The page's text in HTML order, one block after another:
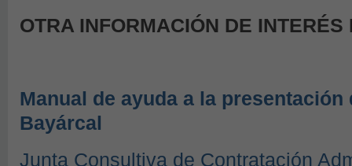
OTRA INFORMACIÓN DE
Manual de ayuda a la
Bayárcal
Junta Consultiva de Contratación